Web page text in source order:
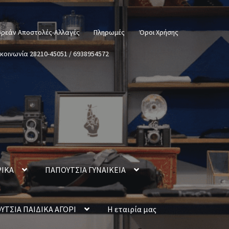
Αποστολές-Αλλαγές Πληρωμές Όροι Χρήσης
28210-45051 / 6938954572
ΠΑΠΟΥΤΣΙΑ ΓΥΝΑΙΚΕΙΑ
ΠΑΙΔΙΚΑ ΑΓΟΡΙ Η εταιρία μας